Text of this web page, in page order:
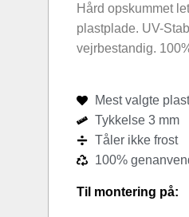
Hård opskummet
plastplade. UV-
vejrbestandig.
Mest valgte
Tykkelse 3 mm
Tåler ikke frost
100%
Til montering på: